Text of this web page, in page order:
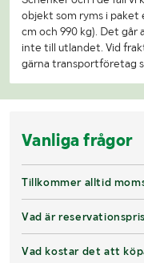
objekt som ryms i paket
cm och 990 kg). Det
inte till utlandet. Vid
gärna transportföretag
Vanliga frågor
Tillkommer alltid
Vad är
Vad kostar det att